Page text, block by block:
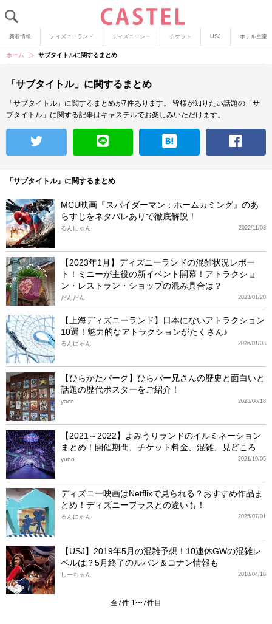
新着情報 ディズニーランド ディズニーシー チケット USJ ホテル空室
ホーム サブタイトルに関するまとめ
「サブタイトル」に関するまとめ
「サブタイトル」に関するまとめが7件あります。
皆様が知りたい話題の「サ
ブタイトル」に関する記事はキャステルでお楽しみいただけます。
「サブタイトル」に関するまとめ
MCU映画『スパイダーマン：ホームカミング』のあ
らすじをネタバレありで徹底解説！
2022/11/03
るんにゃん
【2023年1月】ディズニーランドの混雑状況レポー
ト！ミニーが主役の新イベント開幕！アトラクショ
ン・レストラン・ショップの混み具合は？
2023/01/20
だんだん
【上海ディズニーランド】日本にないアトラクション
10選！魅力的なアトラクションがたくさん♪
2026/01/03
るんにゃん
【ひらかたパーク】ひらパー兄さんの歴史と面白いと
話題の歴代ポスターをご紹介！
2025/06/18
yaco
【2021～2022】よみうりランドのイルミネーション
まとめ！開催期間、チケット料金、混雑、見どころ
2021/10/05
yuno
ディズニー映画はNetflixで見られる？おすすめ作品ま
とめ！ディズニープラスとの違いも！
2025/07/01
るんにゃん
【USJ】2019年5月の混雑予想！10連休GWの混雑レ
ベルは？5月終了のルパン＆コナン情報も
2018/04/18
しーちゃん
全7件 1〜7件目